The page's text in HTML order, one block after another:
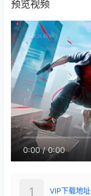
预览视频
0:00/0:00
VIP下载地址
1